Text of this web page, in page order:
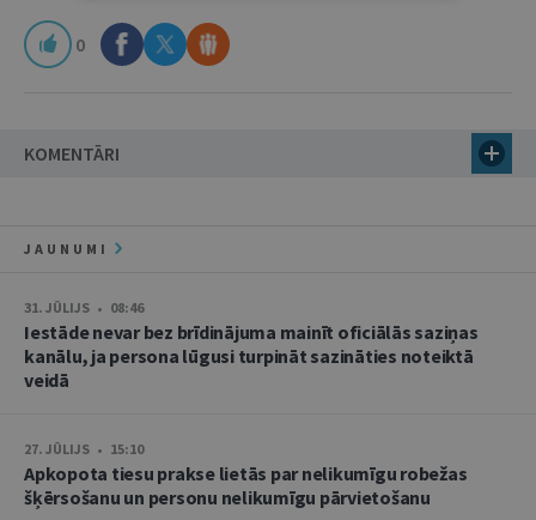
0
KOMENTĀRI
JAUNUMI
31. JŪLIJS • 08:46
Iestāde nevar bez brīdinājuma mainīt oficiālās saziņas
kanālu, ja persona lūgusi turpināt sazināties noteiktā
veidā
27. JŪLIJS • 15:10
Apkopota tiesu prakse lietās par nelikumīgu robežas
šķērsošanu un personu nelikumīgu pārvietošanu